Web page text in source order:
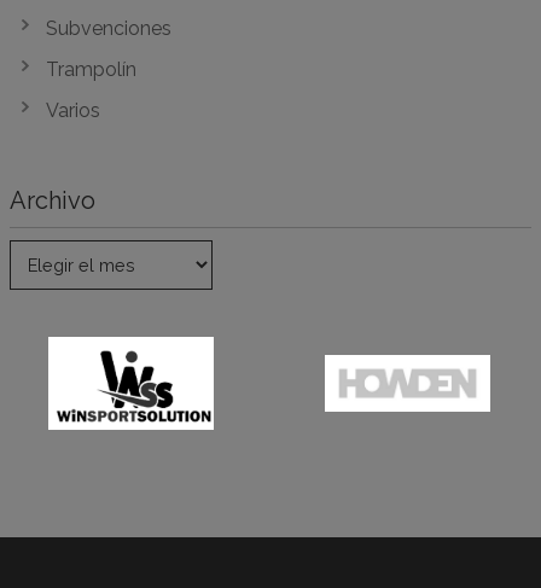
Subvenciones
Trampolín
Varios
Archivo